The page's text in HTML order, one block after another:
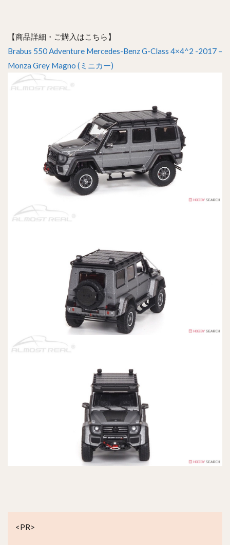
【商品詳細・ご購入はこちら】
Brabus 550 Adventure Mercedes-Benz G-Class 4×4^2 -2017 –
Monza Grey Magno (ミニカー)
<PR>